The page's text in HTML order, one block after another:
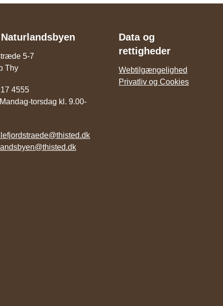
5-7
Thy
4555
torsdag kl. 9.00-
Data og
rettigheder
Webtilgængelighed
Privatliv og Cookies